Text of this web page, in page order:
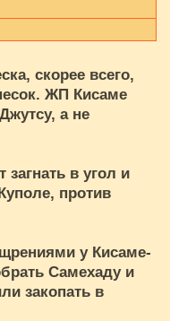
скорее всего,
ЖП Кисаме
а не
в угол и
против
у Кисаме-
Самехаду и
закопать в